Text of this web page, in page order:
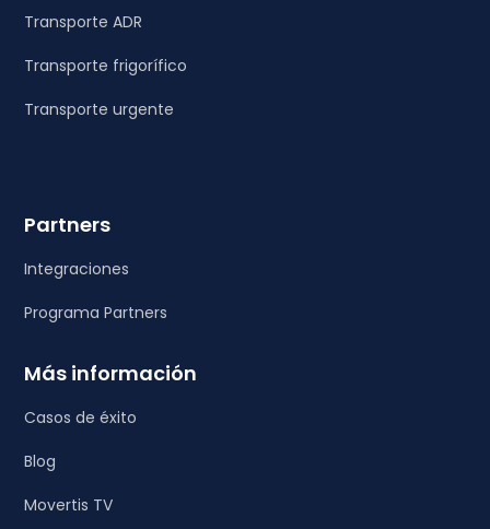
Transporte ADR
Transporte frigorífico
Transporte urgente
Partners
Integraciones
Programa Partners
Más información
Casos de éxito
Blog
Movertis TV